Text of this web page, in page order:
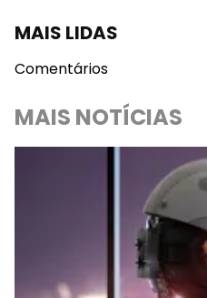
MAIS LIDAS
Comentários
MAIS NOTÍCIAS